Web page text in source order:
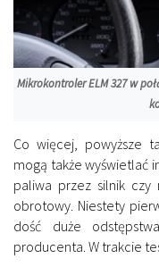
Mikrokontroler ELM 327 w
Co więcej, powyższe
mogą także wyświetlać
paliwa przez silnik
obrotowy. Niestety
dość duże
producenta. W trakcie